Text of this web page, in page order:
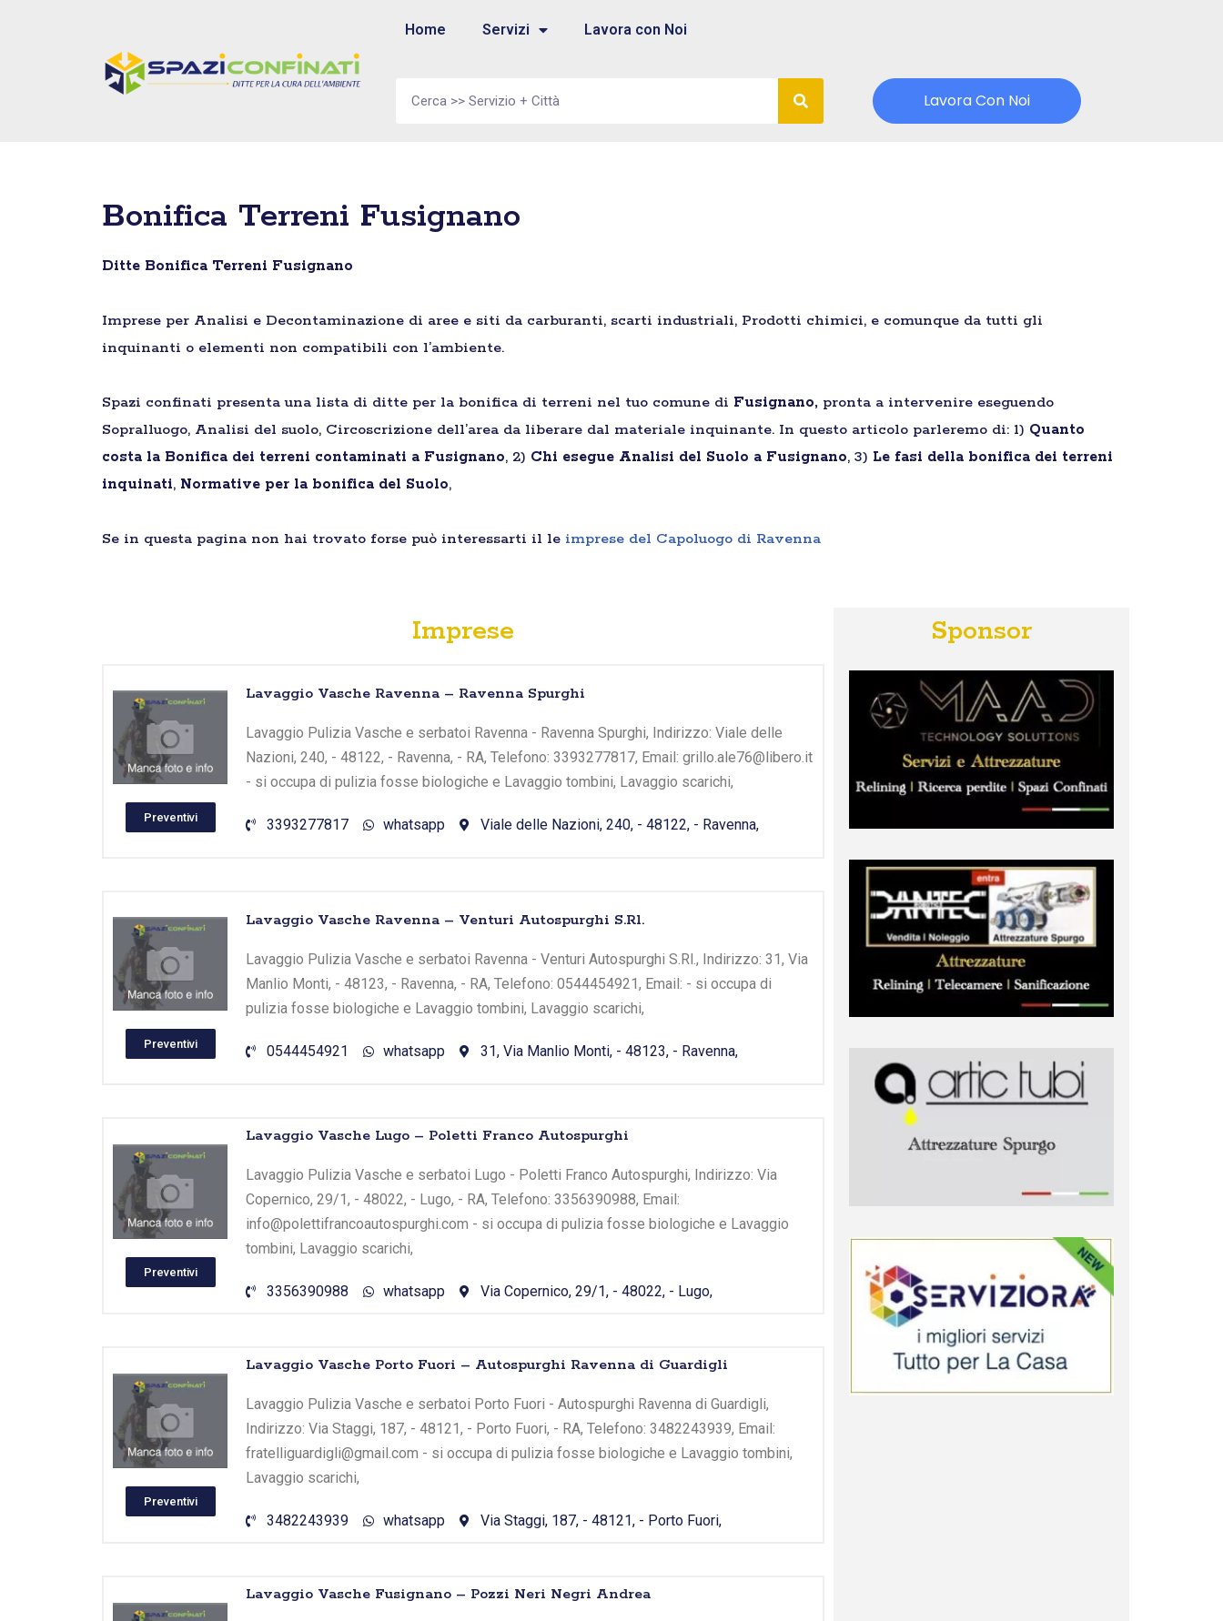
Home Servizi Lavora con Noi
Lavora Con Noi
Bonifica Terreni Fusignano
Ditte Bonifica Terreni Fusignano
Imprese per Analisi e Decontaminazione di aree e siti da carburanti, scarti industriali, Prodotti chimici, e comunque da tutti gli
inquinanti o elementi non compatibili con l’ambiente.
Spazi confinati presenta una lista di ditte per la bonifica di terreni nel tuo comune di Fusignano, pronta a intervenire eseguendo
Sopralluogo, Analisi del suolo, Circoscrizione dell’area da liberare dal materiale inquinante. In questo articolo parleremo di: 1) Quanto
costa la Bonifica dei terreni contaminati a Fusignano, 2) Chi esegue Analisi del Suolo a Fusignano, 3) Le fasi della bonifica dei terreni
inquinati, Normative per la bonifica del Suolo,
Se in questa pagina non hai trovato forse può interessarti il le imprese del Capoluogo di Ravenna
Imprese
Preventivi
Lavaggio Vasche Ravenna – Ravenna Spurghi
Lavaggio Pulizia Vasche e serbatoi Ravenna - Ravenna Spurghi, Indirizzo: Viale delle
Nazioni, 240, - 48122, - Ravenna, - RA, Telefono: 3393277817, Email: grillo.ale76@libero.it
- si occupa di pulizia fosse biologiche e Lavaggio tombini, Lavaggio scarichi,
3393277817 whatsapp Viale delle Nazioni, 240, - 48122, - Ravenna,
Preventivi
Lavaggio Vasche Ravenna – Venturi Autospurghi S.Rl.
Lavaggio Pulizia Vasche e serbatoi Ravenna - Venturi Autospurghi S.Rl., Indirizzo: 31, Via
Manlio Monti, - 48123, - Ravenna, - RA, Telefono: 0544454921, Email: - si occupa di
pulizia fosse biologiche e Lavaggio tombini, Lavaggio scarichi,
0544454921 whatsapp 31, Via Manlio Monti, - 48123, - Ravenna,
Preventivi
Lavaggio Vasche Lugo – Poletti Franco Autospurghi
Lavaggio Pulizia Vasche e serbatoi Lugo - Poletti Franco Autospurghi, Indirizzo: Via
Copernico, 29/1, - 48022, - Lugo, - RA, Telefono: 3356390988, Email:
info@polettifrancoautospurghi.com - si occupa di pulizia fosse biologiche e Lavaggio
tombini, Lavaggio scarichi,
3356390988 whatsapp Via Copernico, 29/1, - 48022, - Lugo,
Preventivi
Lavaggio Vasche Porto Fuori – Autospurghi Ravenna di Guardigli
Lavaggio Pulizia Vasche e serbatoi Porto Fuori - Autospurghi Ravenna di Guardigli,
Indirizzo: Via Staggi, 187, - 48121, - Porto Fuori, - RA, Telefono: 3482243939, Email:
fratelliguardigli@gmail.com - si occupa di pulizia fosse biologiche e Lavaggio tombini,
Lavaggio scarichi,
3482243939 whatsapp Via Staggi, 187, - 48121, - Porto Fuori,
Lavaggio Vasche Fusignano – Pozzi Neri Negri Andrea
Sponsor